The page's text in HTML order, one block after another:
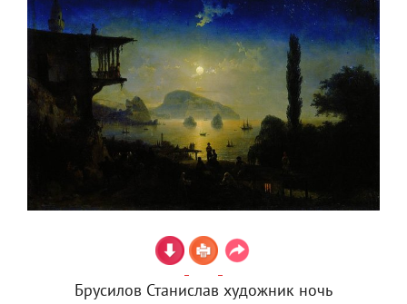
Брусилов Станислав художник ночь